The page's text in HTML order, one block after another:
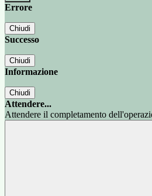
Errore
Chiudi
Successo
Chiudi
Informazione
Chiudi
Attendere...
Attendere il completamento